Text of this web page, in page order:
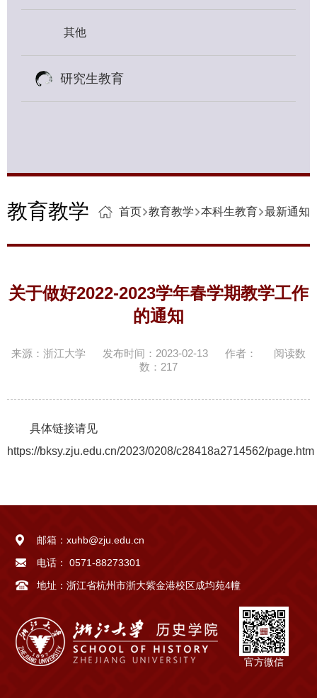
其他
研究生教育
教育教学 首页 教育教学 本科生教育 最新通知
关于做好2022-2023学年春学期教学工作
的通知
来源：浙江大学 发布时间：2023-02-13 作者：
阅读数
数： 217
具体链接请见
https://bksy.zju.edu.cn/2023/0208/c28418a2714562/page.htm
邮箱：xuhb@zju.edu.cn
电话：
0571-88273301
地址：浙江省杭州市浙大紫金港校区成均苑4幢
官方微信